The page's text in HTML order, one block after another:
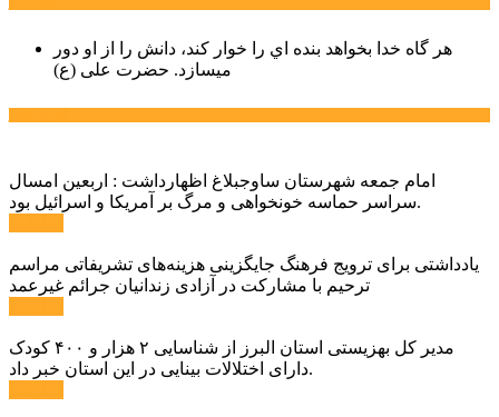
هر گاه خدا بخواهد بنده اي را خوار كند، دانش را از او دور
میسازد. حضرت علی (ع)
امام جمعه شهرستان ساوجبلاغ اظهارداشت : اربعین امسال
سراسر حماسه خونخواهی و مرگ بر آمریکا و اسرائیل بود.
یادداشتی برای ترویج فرهنگ جایگزینی هزینه‌های تشریفاتی مراسم
ترحیم با مشارکت در آزادی زندانیان جرائم غیرعمد
مدیر کل بهزیستی استان البرز از شناسایی ۲ هزار و ۴۰۰ کودک
دارای اختلالات بینایی در این استان خبر داد.